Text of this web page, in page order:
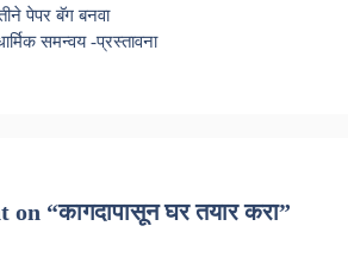
पेपर बॅग बनवा
समन्वय -प्रस्तावना
on “कागदापासून घर तयार करा”